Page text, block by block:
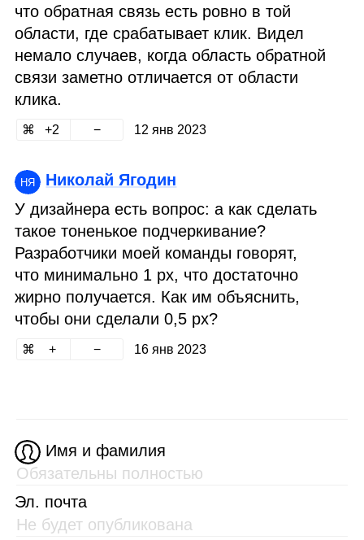
что обратная связь есть ровно в той
области, где срабатывает клик. Видел
немало случаев, когда область обратной
связи заметно отличается от области
клика.
2 12 янв 2023
НЯ
Николай Ягодин
У дизайнера есть вопрос: а как сделать
такое тоненькое подчеркивание?
Разработчики моей команды говорят,
что минимально 1 px, что достаточно
жирно получается. Как им объяснить,
чтобы они сделали 0,5 px?
16 янв 2023
Имя и фамилия
Эл. почта